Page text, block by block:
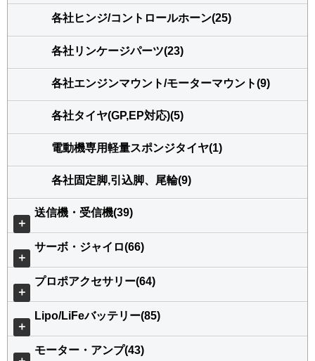
各社ヒンジ/コントロールホーン(25)
各社リンケージパーツ(23)
各社エンジンマウント/モーターマウント(9)
各社タイヤ(GP,EP対応)(5)
電動機専用軽量スポンジタイヤ(1)
各社固定脚,引込脚、尾輪(9)
＋
送信機・受信機(39)
＋
サーボ・ジャイロ(66)
＋
プロポアクセサリー(64)
＋
Lipo/LiFeバッテリー(85)
モーター・アンプ(43)